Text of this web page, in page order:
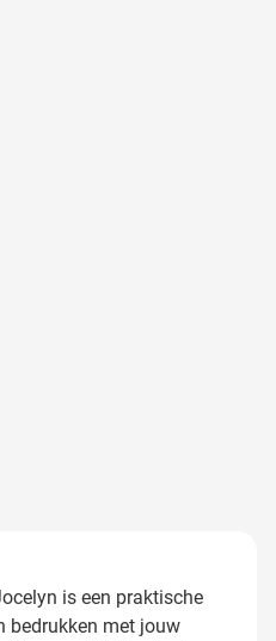
is een praktische
bedrukken met jouw